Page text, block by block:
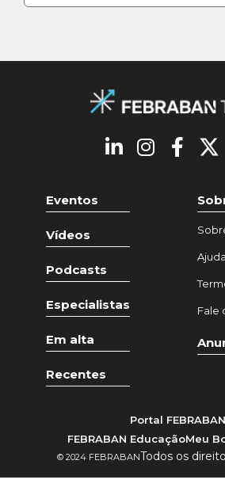
Eventos
Vídeos
Podcasts
Especialistas
Em alta
Recentes
Ajuda
Fale
Portal FEBRABAN
FEBRABAN EducaçãoMeu
© 2024 FEBRABANTodos os